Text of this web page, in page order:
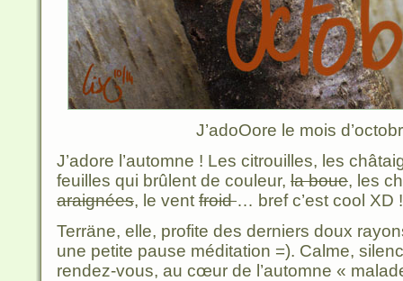
J’adoOore le mois
J’adore l’automne ! Les citrouilles, les
feuilles qui brûlent de couleur, la boue, les
araignées, le vent froid… bref c’est cool XD !
Terräne, elle, profite des derniers doux
une petite pause méditation =). Calme,
rendez-vous, au cœur de l’automne «